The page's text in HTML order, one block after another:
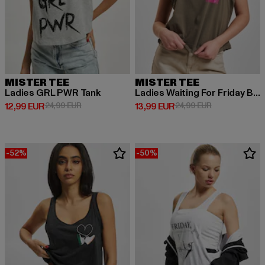
MISTER TEE
Ladies GRL PWR Tank
12,99 EUR
Derzeitiger Preis: 12,99 EUR
24,99 EURAktionspreis: 24,99 EUR
MISTER TEE
Ladies Waiting For Friday Box
13,99 EUR
Derzeitiger Preis: 13,99 EUR
24,99 EURAktionspreis:
-52% -50%